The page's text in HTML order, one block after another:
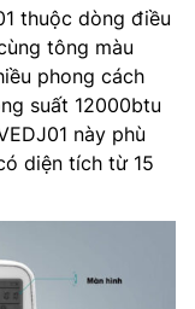
Chế độ ngủ
thuộc dòng điều
tông màu
phong cách
suất 12000btu
này phù
diện tích từ 15